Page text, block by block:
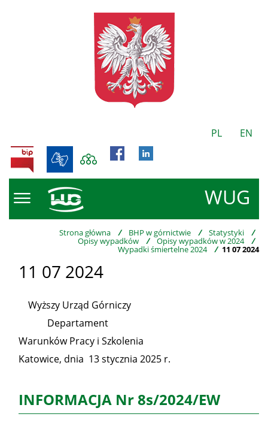
PL EN
WUG
BIP
Strona główna / BHP w górnictwie / Statystyki /
Opisy wypadków / Opisy wypadków w 2024 /
Wypadki śmiertelne 2024 / 11 07 2024
11 07 2024
Wyższy Urząd Górniczy
Departament
Warunków Pracy i Szkolenia
Katowice, dnia 13 stycznia 2025 r.
INFORMACJA Nr 8s/2024/EW